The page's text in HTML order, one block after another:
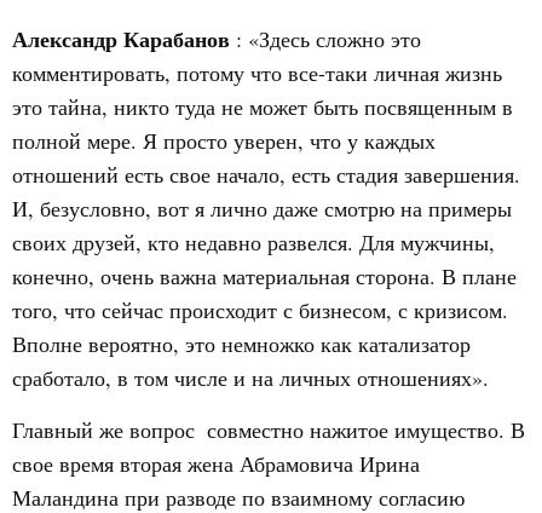
Александр Карабанов : «Здесь сложно это
комментировать, потому что все-таки личная жизнь 
это тайна, никто туда не может быть посвященным в
полной мере. Я просто уверен, что у каждых
отношений есть свое начало, есть стадия завершения.
И, безусловно, вот я лично даже смотрю на примеры
своих друзей, кто недавно развелся. Для мужчины,
конечно, очень важна материальная сторона. В плане
того, что сейчас происходит с бизнесом, с кризисом.
Вполне вероятно, это немножко как катализатор
сработало, в том числе и на личных отношениях».
Главный же вопрос  совместно нажитое имущество. В
свое время вторая жена Абрамовича Ирина
Маландина при разводе по взаимному согласию